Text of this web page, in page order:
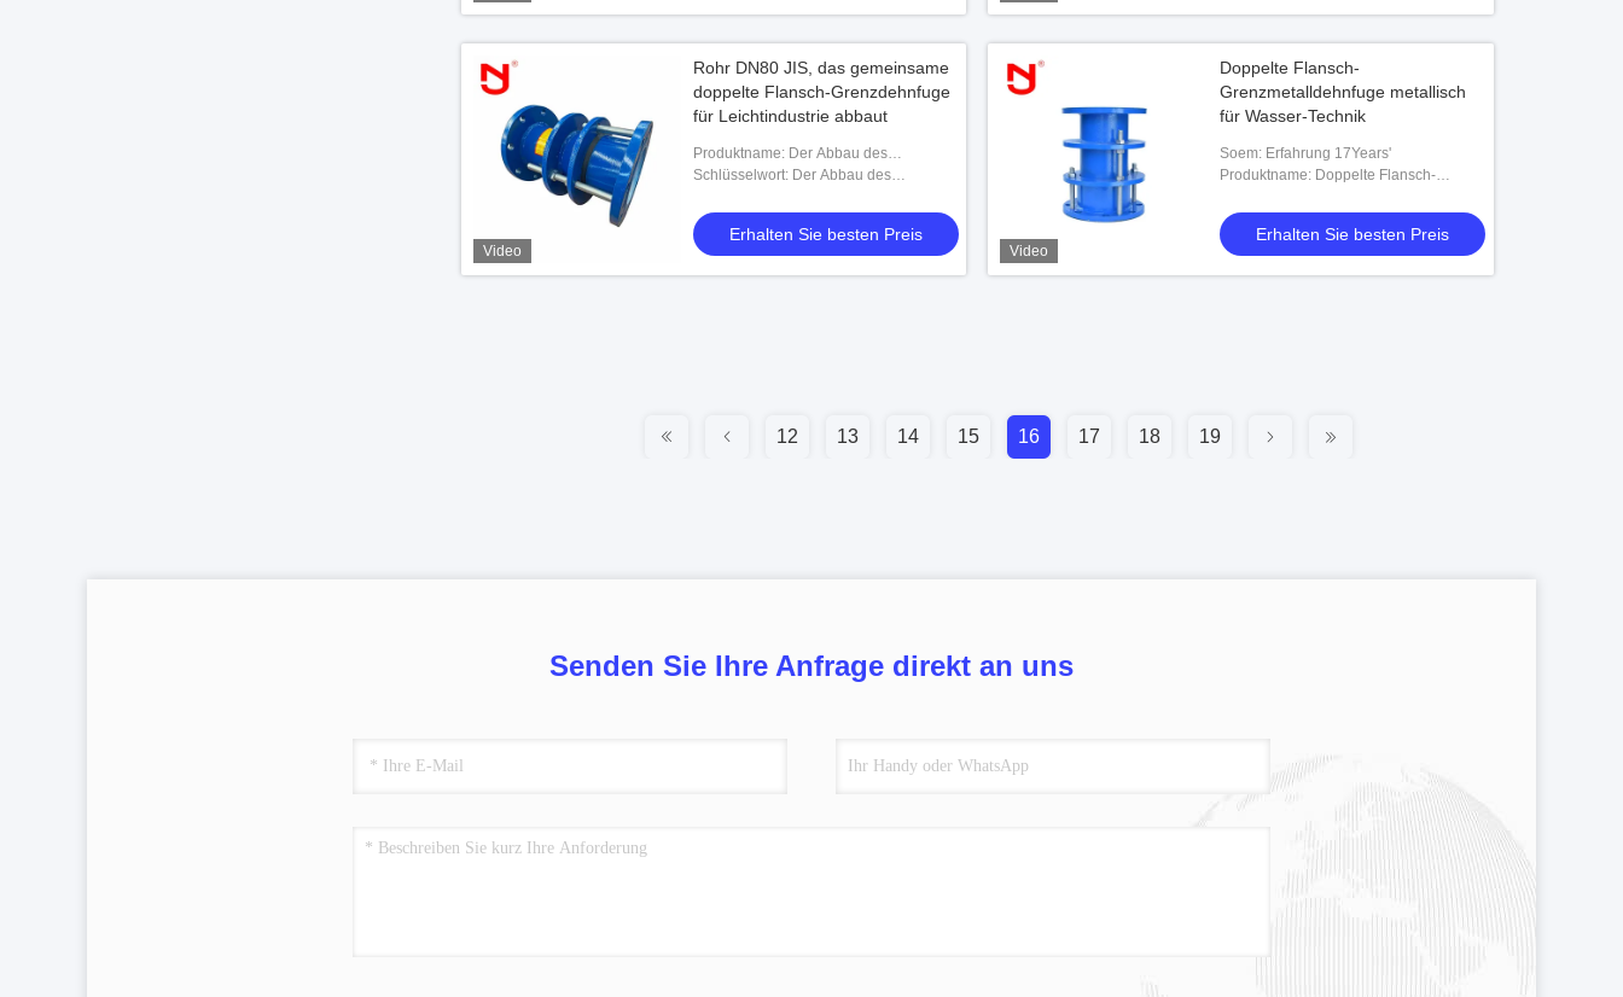
Video
Rohr DN80 JIS, das gemeinsame
doppelte Flansch-Grenzdehnfuge
für Leichtindustrie abbaut
Produktname: Der Abbau des
Doppelten flanscht Getriebe-Gelenk
Schlüsselwort: Der Abbau des
Erhalten Sie besten Preis
Video
Doppelte Flansch-
Grenzmetalldehnfuge metallisch
für Wasser-Technik
Soem: Erfahrung 17Years'
Produktname: Doppelte Flansch-
Technik
Erhalten Sie besten Preis
12 13 14 15 16 17 18 19
Senden Sie Ihre Anfrage direkt an uns